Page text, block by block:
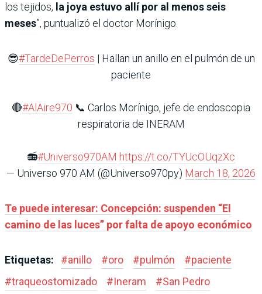
los tejidos, la joya estuvo allí por al menos seis
meses”, puntualizó el doctor Morínigo.
😎#TardeDePerros | Hallan un anillo en el pulmón de un
paciente
🔴#AlAire970 📞 Carlos Morínigo, jefe de endoscopia
respiratoria de INERAM
📻#Universo970AM https://t.co/TYUcOUqzXc
— Universo 970 AM (@Universo970py) March 18, 2026
Te puede interesar: Concepción: suspenden “El
camino de las luces” por falta de apoyo económico
Etiquetas: #anillo #oro #pulmón #paciente
#traqueostomizado #Ineram #San Pedro